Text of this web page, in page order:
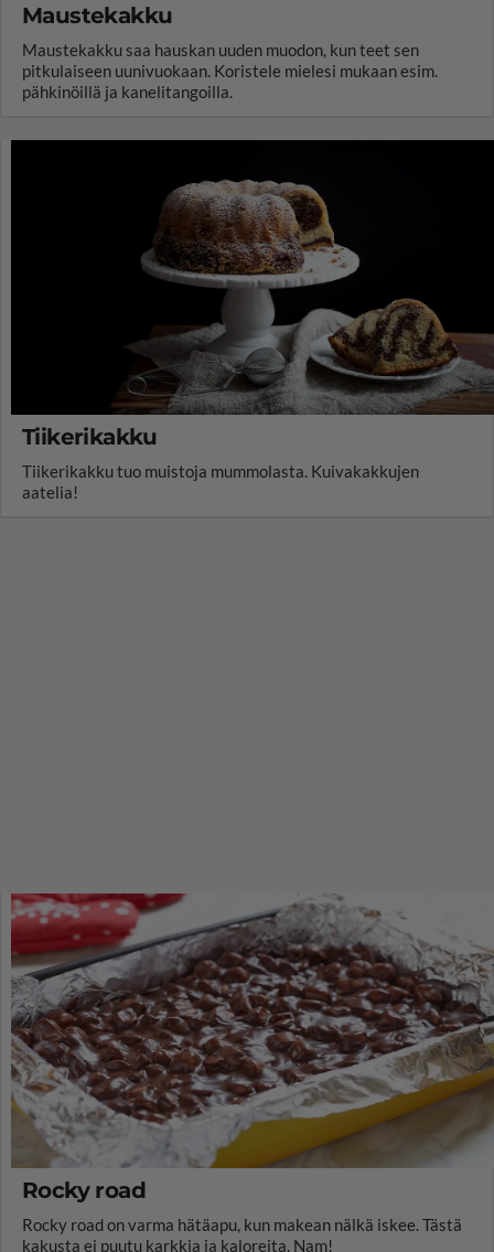
Maustekakku
Maustekakku saa hauskan uuden muodon, kun teet sen
pitkulaiseen uunivuokaan. Koristele mielesi mukaan esim.
pähkinöillä ja kanelitangoilla.
Tiikerikakku
Tiikerikakku tuo muistoja mummolasta. Kuivakakkujen
aatelia!
Rocky road
Rocky road on varma hätäapu, kun makean nälkä iskee. Tästä
kakusta ei puutu karkkia ja kaloreita. Nam!